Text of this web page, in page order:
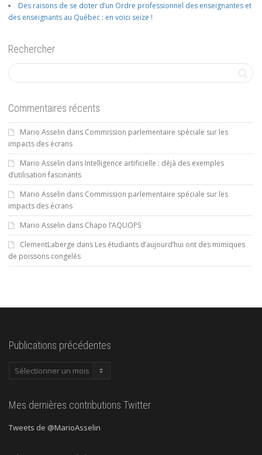
Des raisons de se doter d’un Ordre professionnel des enseignantes et
des enseignants au Québec : en voici seize !
Rechercher
Commentaires récents
Mario Asselin dans Commission parlementaire spéciale sur les
impacts des écrans
Mario Asselin dans Intelligence artificielle : déjà des exemples
d’utilisation fascinants
Mario Asselin dans Commission parlementaire spéciale sur les
impacts des écrans
Mario Asselin dans Chapo l’AQUOPS
ClementLaberge dans Les étudiants d’aujourd’hui ont des mimiques
de poissons congelés
Publications précédentes
Publications
Mes dernières contributions Twitter
Tweets de @MarioAsselin